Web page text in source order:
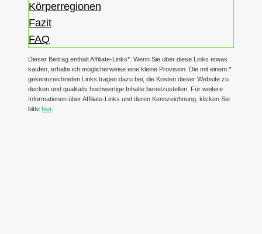
Körperregionen
Fazit
FAQ
Dieser Beitrag enthält Affiliate-Links*. Wenn Sie über diese Links etwas
kaufen, erhalte ich möglicherweise eine kleine Provision. Die mit einem *
gekennzeichneten Links tragen dazu bei, die Kosten dieser Website zu
decken und qualitativ hochwertige Inhalte bereitzustellen. Für weitere
Informationen über Affiliate-Links und deren Kennzeichnung, klicken Sie
bitte hier.